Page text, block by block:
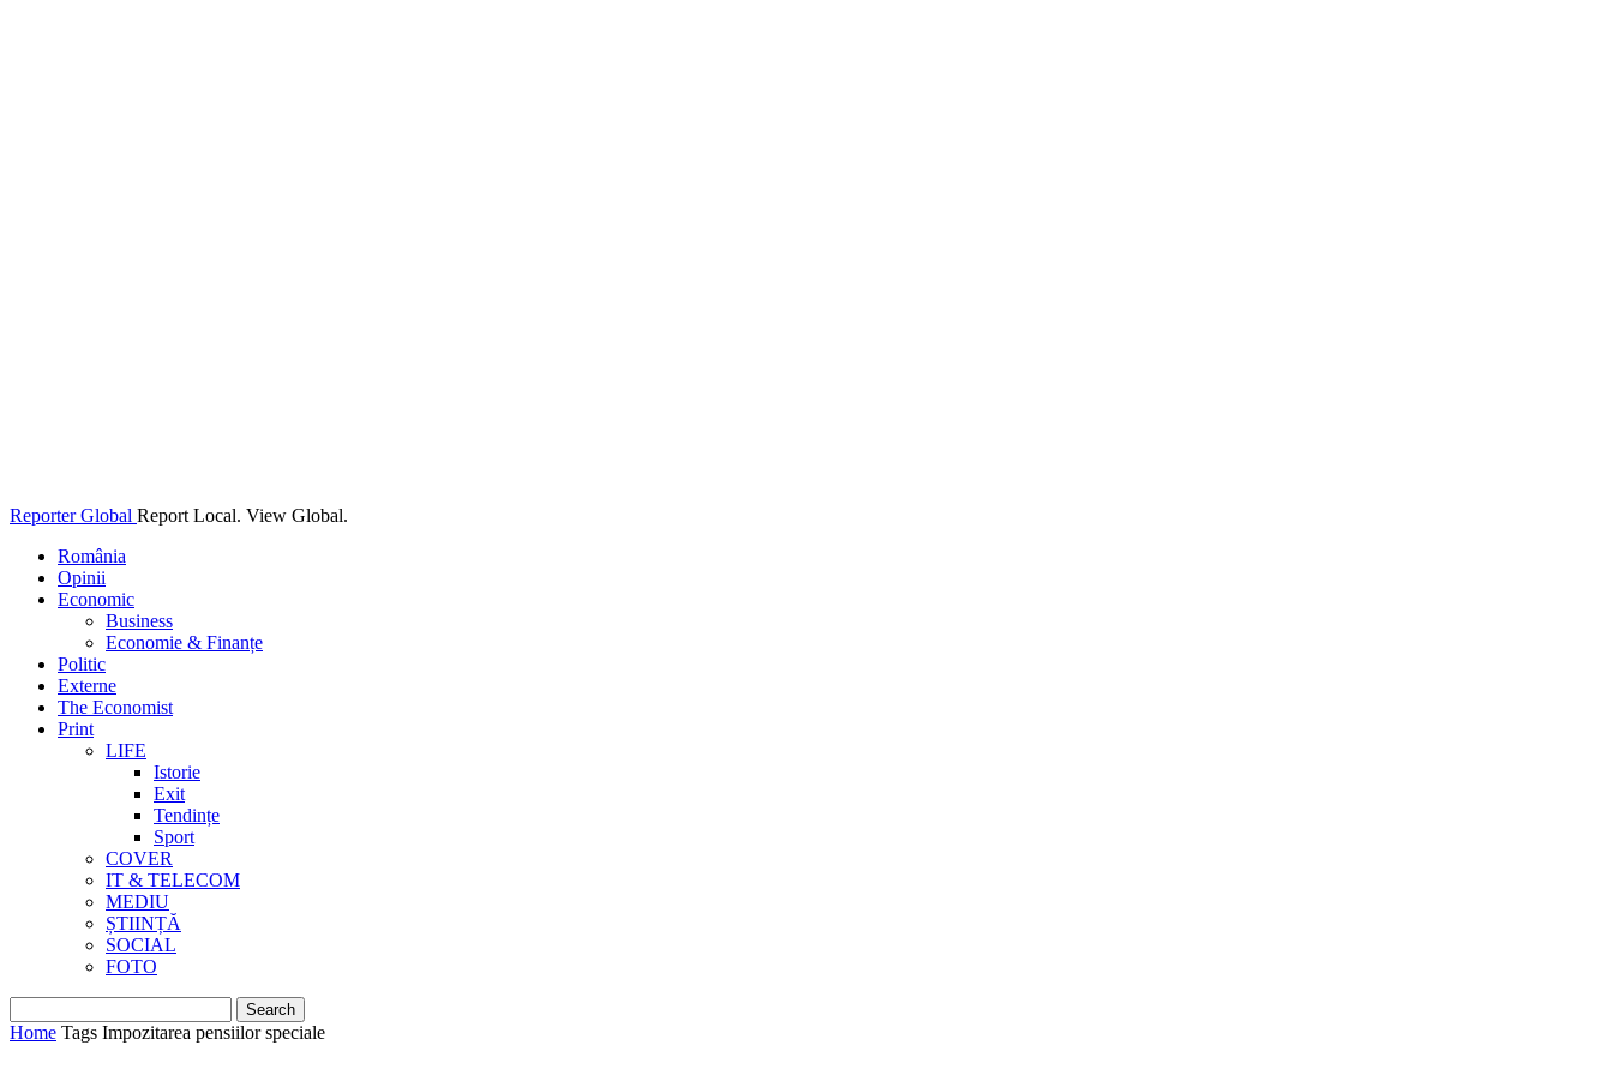
Reporter Global Report Local. View Global.
România
Opinii
Economic
Business
Economie & Finanțe
Politic
Externe
The Economist
Print
LIFE
Istorie
Exit
Tendințe
Sport
COVER
IT & TELECOM
MEDIU
ȘTIINȚĂ
SOCIAL
FOTO
Home Tags Impozitarea pensiilor speciale